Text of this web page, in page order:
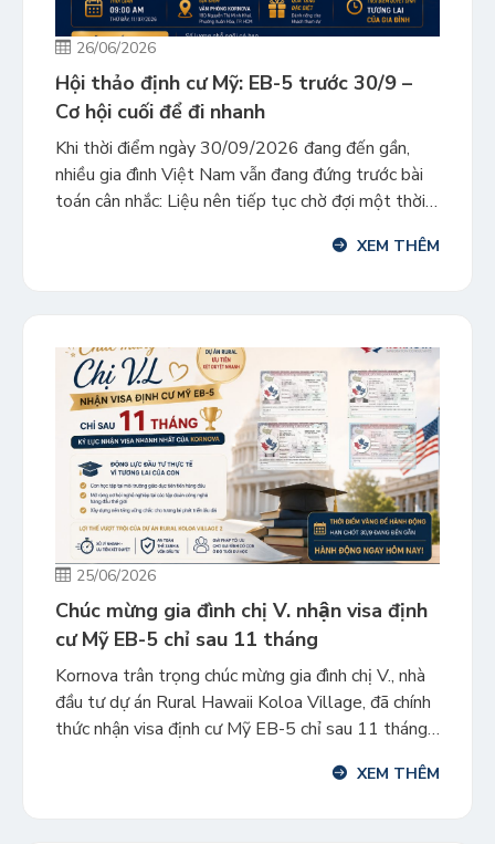
26/06/2026
Hội thảo định cư Mỹ: EB-5 trước 30/9 –
Cơ hội cuối để đi nhanh
Khi thời điểm ngày 30/09/2026 đang đến gần,
nhiều gia đình Việt Nam vẫn đang đứng trước bài
toán cân nhắc: Liệu nên tiếp tục chờ đợi một thời
lập tức để bảo toàn các lợi thế hiện tại? Trong bối
XEM THÊM
25/06/2026
Chúc mừng gia đình chị V. nhận visa định
cư Mỹ EB-5 chỉ sau 11 tháng
Kornova trân trọng chúc mừng gia đình chị V., nhà
đầu tư dự án Rural Hawaii Koloa Village, đã chính
thức nhận visa định cư Mỹ EB-5 chỉ sau 11 tháng
5 nhanh nhất của khách hàng Kornova tính đếnXEM THÊM